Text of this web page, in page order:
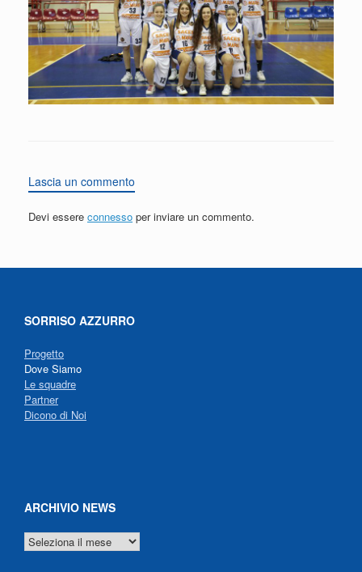
Lascia un commento
Devi essere connesso per inviare un commento.
SORRISO AZZURRO
Progetto
Dove Siamo
Le squadre
Partner
Dicono di Noi
ARCHIVIO NEWS
ARCHIVIO
NEWS